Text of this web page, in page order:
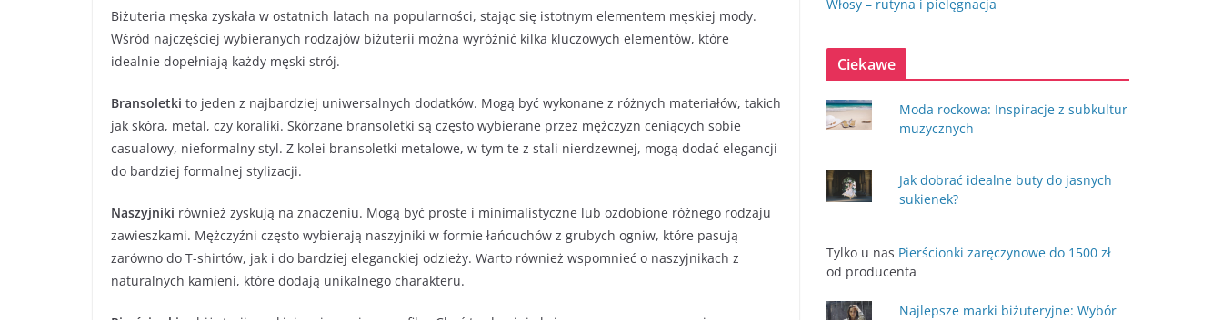
Biżuteria męska zyskała w ostatnich latach na popularności, stając się istotnym elementem męskiej mody.
Wśród najczęściej wybieranych rodzajów biżuterii można wyróżnić kilka kluczowych elementów, które
idealnie dopełniają każdy męski strój.
Bransoletki to jeden z najbardziej uniwersalnych dodatków. Mogą być wykonane z różnych materiałów, takich
jak skóra, metal, czy koraliki. Skórzane bransoletki są często wybierane przez mężczyzn ceniących sobie
casualowy, nieformalny styl. Z kolei bransoletki metalowe, w tym te z stali nierdzewnej, mogą dodać elegancji
do bardziej formalnej stylizacji.
Naszyjniki również zyskują na znaczeniu. Mogą być proste i minimalistyczne lub ozdobione różnego rodzaju
zawieszkami. Mężczyźni często wybierają naszyjniki w formie łańcuchów z grubych ogniw, które pasują
zarówno do T-shirtów, jak i do bardziej eleganckiej odzieży. Warto również wspomnieć o naszyjnikach z
naturalnych kamieni, które dodają unikalnego charakteru.
Włosy – rutyna i pielęgnacja
Ciekawe
Moda rockowa: Inspiracje z subkultur
muzycznych
Jak dobrać idealne buty do jasnych
sukienek?
Tylko u nas Pierścionki zaręczynowe do 1500 zł
od producenta
Najlepsze marki biżuteryjne: Wybór